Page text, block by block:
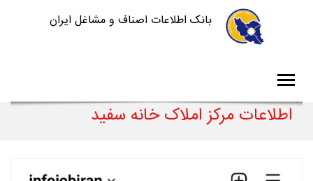
بانک اطلاعات اصناف و مشاغل ایران
اطلاعات مرکز املاک خانه سفید